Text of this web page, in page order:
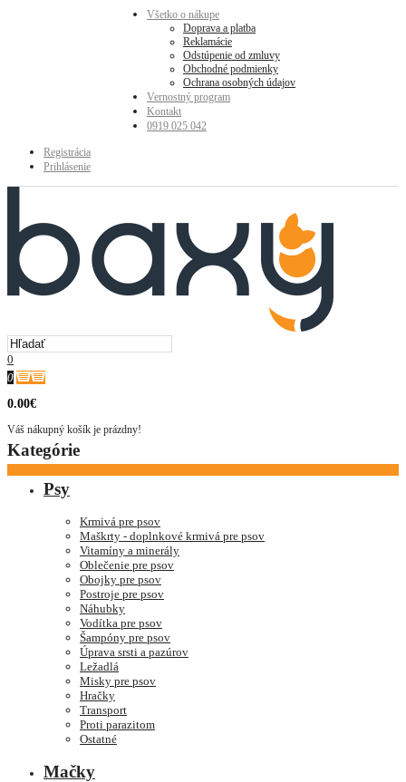
Všetko o nákupe
Doprava a platba
Reklamácie
Odstúpenie od zmluvy
Obchodné podmienky
Ochrana osobných údajov
Vernostný program
Kontakt
0919 025 042
Registrácia
Prihlásenie
0
0
0.00€
Váš nákupný košík je prázdny!
Kategórie
Psy
Krmivá pre psov
Maškrty - doplnkové krmivá pre psov
Vitamíny a minerály
Oblečenie pre psov
Obojky pre psov
Postroje pre psov
Náhubky
Vodítka pre psov
Šampóny pre psov
Úprava srsti a pazúrov
Ležadlá
Misky pre psov
Hračky
Transport
Proti parazitom
Ostatné
Mačky